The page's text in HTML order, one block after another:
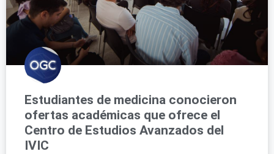
Estudiantes de medicina conocieron
ofertas académicas que ofrece el
Centro de Estudios Avanzados del
IVIC